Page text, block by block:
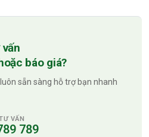
báo giá?
sẵn sàng hỗ trợ bạn nhanh
VẤN
789